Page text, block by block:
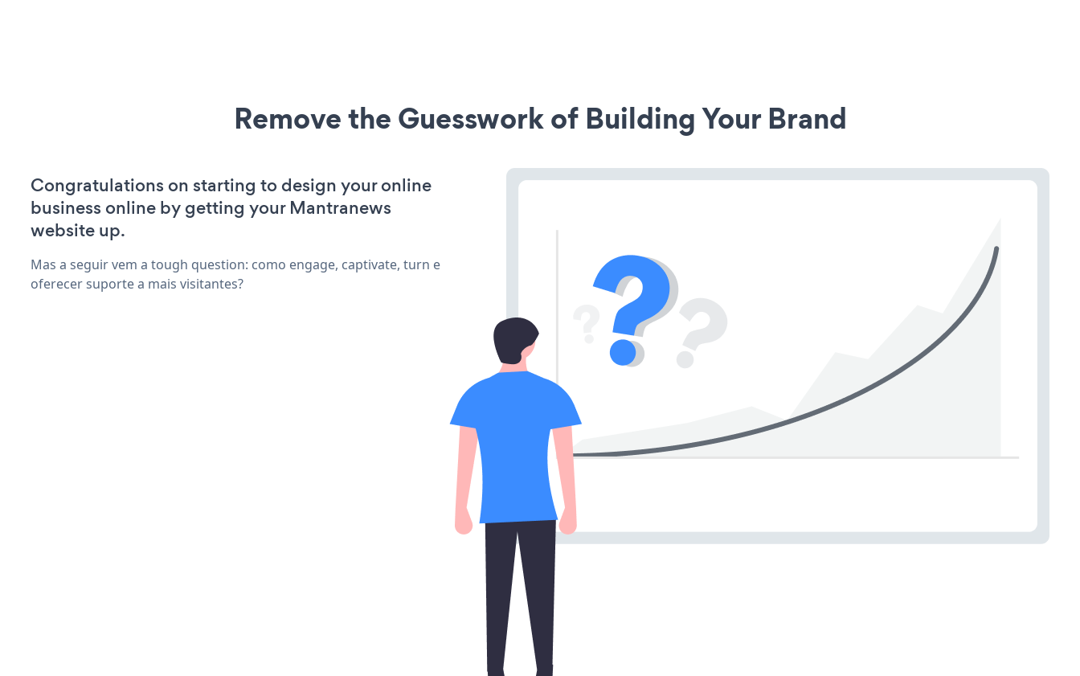
Remove the Guesswork of Building Your Brand
Congratulations on starting to design your online
business online by getting your Mantranews
website up.
Mas a seguir vem a tough question: como engage, captivate, turn e
oferecer suporte a mais visitantes?